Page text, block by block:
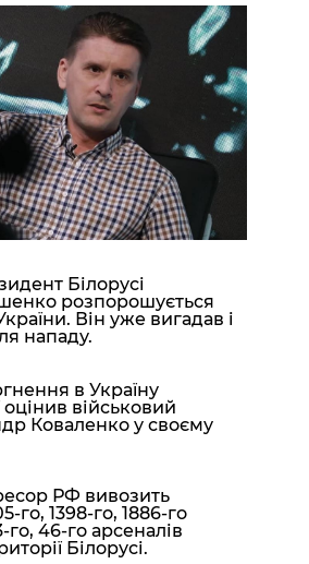
и в
Лайф стайл
Здоровье
Помощь проекту
Стиль Диалога
Шоу-биз
Культура
Общество
Авторское
Блоги
ИноСМИ
Білорусі
розпорошується
Він уже вигадав і
нападу.
в Україну
оцінив військовий
Коваленко у своєму
РФ вивозить
го, 1398-го, 1886-го
го, 46-го арсеналів
Білорусі.